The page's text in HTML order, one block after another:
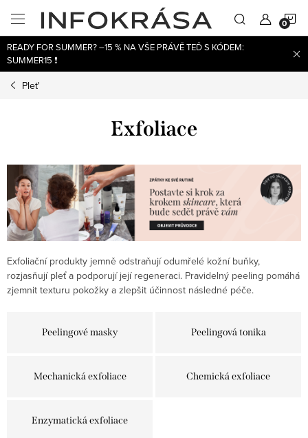
obsah
READY FOR SUMMER? –15 % NA VŠE PRÁVĚ TEĎ S KÓDEM:
SUMMER15 ❗
Plet'
Exfoliace
Exfoliační produkty jemně odstraňují odumřelé kožní buňky,
rozjasňují pleť a podporují její regeneraci. Pravidelný peeling pomáhá
zjemnit texturu pokožky a zlepšit účinnost následné péče.
Peelingové masky Peelingová tonika
Mechanická exfoliace Chemická exfoliace
Enzymatická exfoliace